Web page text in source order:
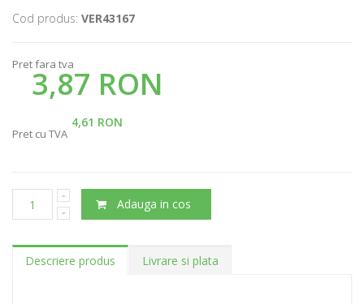
Cod produs: VER43167
Pret fara tva
3,87 RON
4,61 RON
Pret cu TVA
Adauga in cos
Descriere produs Livrare si plata